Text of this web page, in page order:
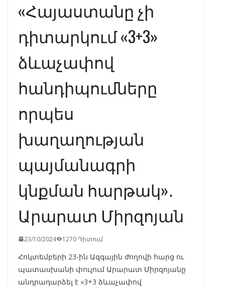
«Հայաստանը չի
դիտարկում «3+3»
ձևաչափով
հանդիպումները
որպես
խաղաղության
պայմանագրի
կնքման հարթակ»․
Արարատ Միրզոյան
23/10/2024 1270 Դիտում
Հոկտեմբերի 23-ին Ազգային ժողովի հարց ու
պատասխանի փուլում Արարատ Միրզոյանը
անդրադարձել է «3+3 ձևաչափով